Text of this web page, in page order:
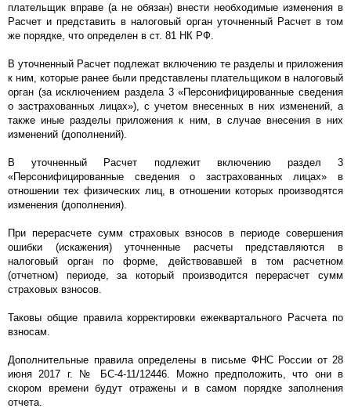
плательщик вправе (а не обязан) внести необходимые изменения в
Расчет и представить в налоговый орган уточненный Расчет в том
же порядке, что определен в ст. 81 НК РФ.
В уточненный Расчет подлежат включению те разделы и приложения
к ним, которые ранее были представлены плательщиком в налоговый
орган (за исключением раздела 3 «Персонифицированные сведения
о застрахованных лицах»), с учетом внесенных в них изменений, а
также иные разделы приложения к ним, в случае внесения в них
изменений (дополнений).
В уточненный Расчет подлежит включению раздел 3
«Персонифицированные сведения о застрахованных лицах» в
отношении тех физических лиц, в отношении которых производятся
изменения (дополнения).
При перерасчете сумм страховых взносов в периоде совершения
ошибки (искажения) уточненные расчеты представляются в
налоговый орган по форме, действовавшей в том расчетном
(отчетном) периоде, за который производится перерасчет сумм
страховых взносов.
Таковы общие правила корректировки ежеквартального Расчета по
взносам.
Дополнительные правила определены в письме ФНС России от 28
июня 2017 г. № БС-4-11/12446. Можно предположить, что они в
скором времени будут отражены и в самом порядке заполнения
отчета.